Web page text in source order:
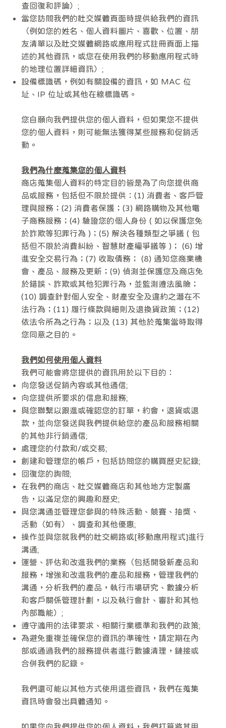
查回復和評論）;
當您訪問我們的社交媒體頁面時提供給我們的資訊
（例如您的姓名、個人資料圖片、喜歡、位置、朋
友清單以及社交媒體網路或應用程式註冊頁面上描
述的其他資訊，或您在使用我們的移動應用程式時
的地理位置詳細資訊）;
設備標識碼，例如有關設備的資訊，如 MAC 位
址、IP 位址或其他在線標識碼。
您自願向我們提供您的個人資料，但如果您不提供
您的個人資料，則可能無法獲得某些服務和促銷活
動。
我們為什麼蒐集您的個人資料
商店蒐集個人資料的特定目的皆是為了向您提供商
品或服務，包括但不限於提供：(1) 消費者、客戶管
理與服務；(2) 消費者保護；(3) 網路購物及其他電
子商務服務；(4) 驗證您的個人身份 ( 如以保護您免
於詐欺等犯罪行為 )；(5) 解決各種類型之爭議 ( 包
括但不限於消費糾紛、智慧財產權爭議等 )； (6) 增
進安全交易行為；(7) 收取債務； (8) 通知您商業機
會、產品、服務及更新；(9) 偵測並保護您及商店免
於錯誤、詐欺或其他犯罪行為，並監測遵法風險；
(10) 調查針對個人安全、財產安全及違約之潛在不
法行為；(11) 履行條款與細則及退換貨政策；(12)
依法令所為之行為；以及 (13) 其他於蒐集當時取得
您同意之目的。
我們如何使用個人資料
我們可能會將您提供的資訊用於以下目的：
向您發送促銷內容或其他通信;
向您提供所要求的信息和服務;
與您聯繫以跟進或確認您的訂單，約會，退貨或退
款，並向您發送與我們提供給您的產品和服務相關
的其他非行銷通信;
處理您的付款和/或交易;
創建和管理您的帳戶，包括訪問您的購買歷史記錄;
回復您的詢問;
在我們的商店、社交媒體商店和其他地方定製廣
告，以滿足您的興趣和歷史;
與您溝通並管理您參與的特殊活動、競賽、抽獎、
活動（如有）、調查和其他優惠;
操作並與您就我們的社交網路或[移動應用程式]進行
溝通;
運營、評估和改進我們的業務（包括開發新產品和
服務，增強和改進我們的產品和服務，管理我們的
溝通，分析我們的產品，執行市場研究、數據分析
和客戶關係管理計劃，以及執行會計、審計和其他
內部職能）;
遵守適用的法律要求、相關行業標準和我們的政策;
為避免重複並確保您的資訊的準確性，請定期在內
部或通過我們的服務提供者進行數據清理，鏈接或
合併我們的記錄。
我們還可能以其他方式使用這些資訊，我們在蒐集
資訊時會發出具體通知。